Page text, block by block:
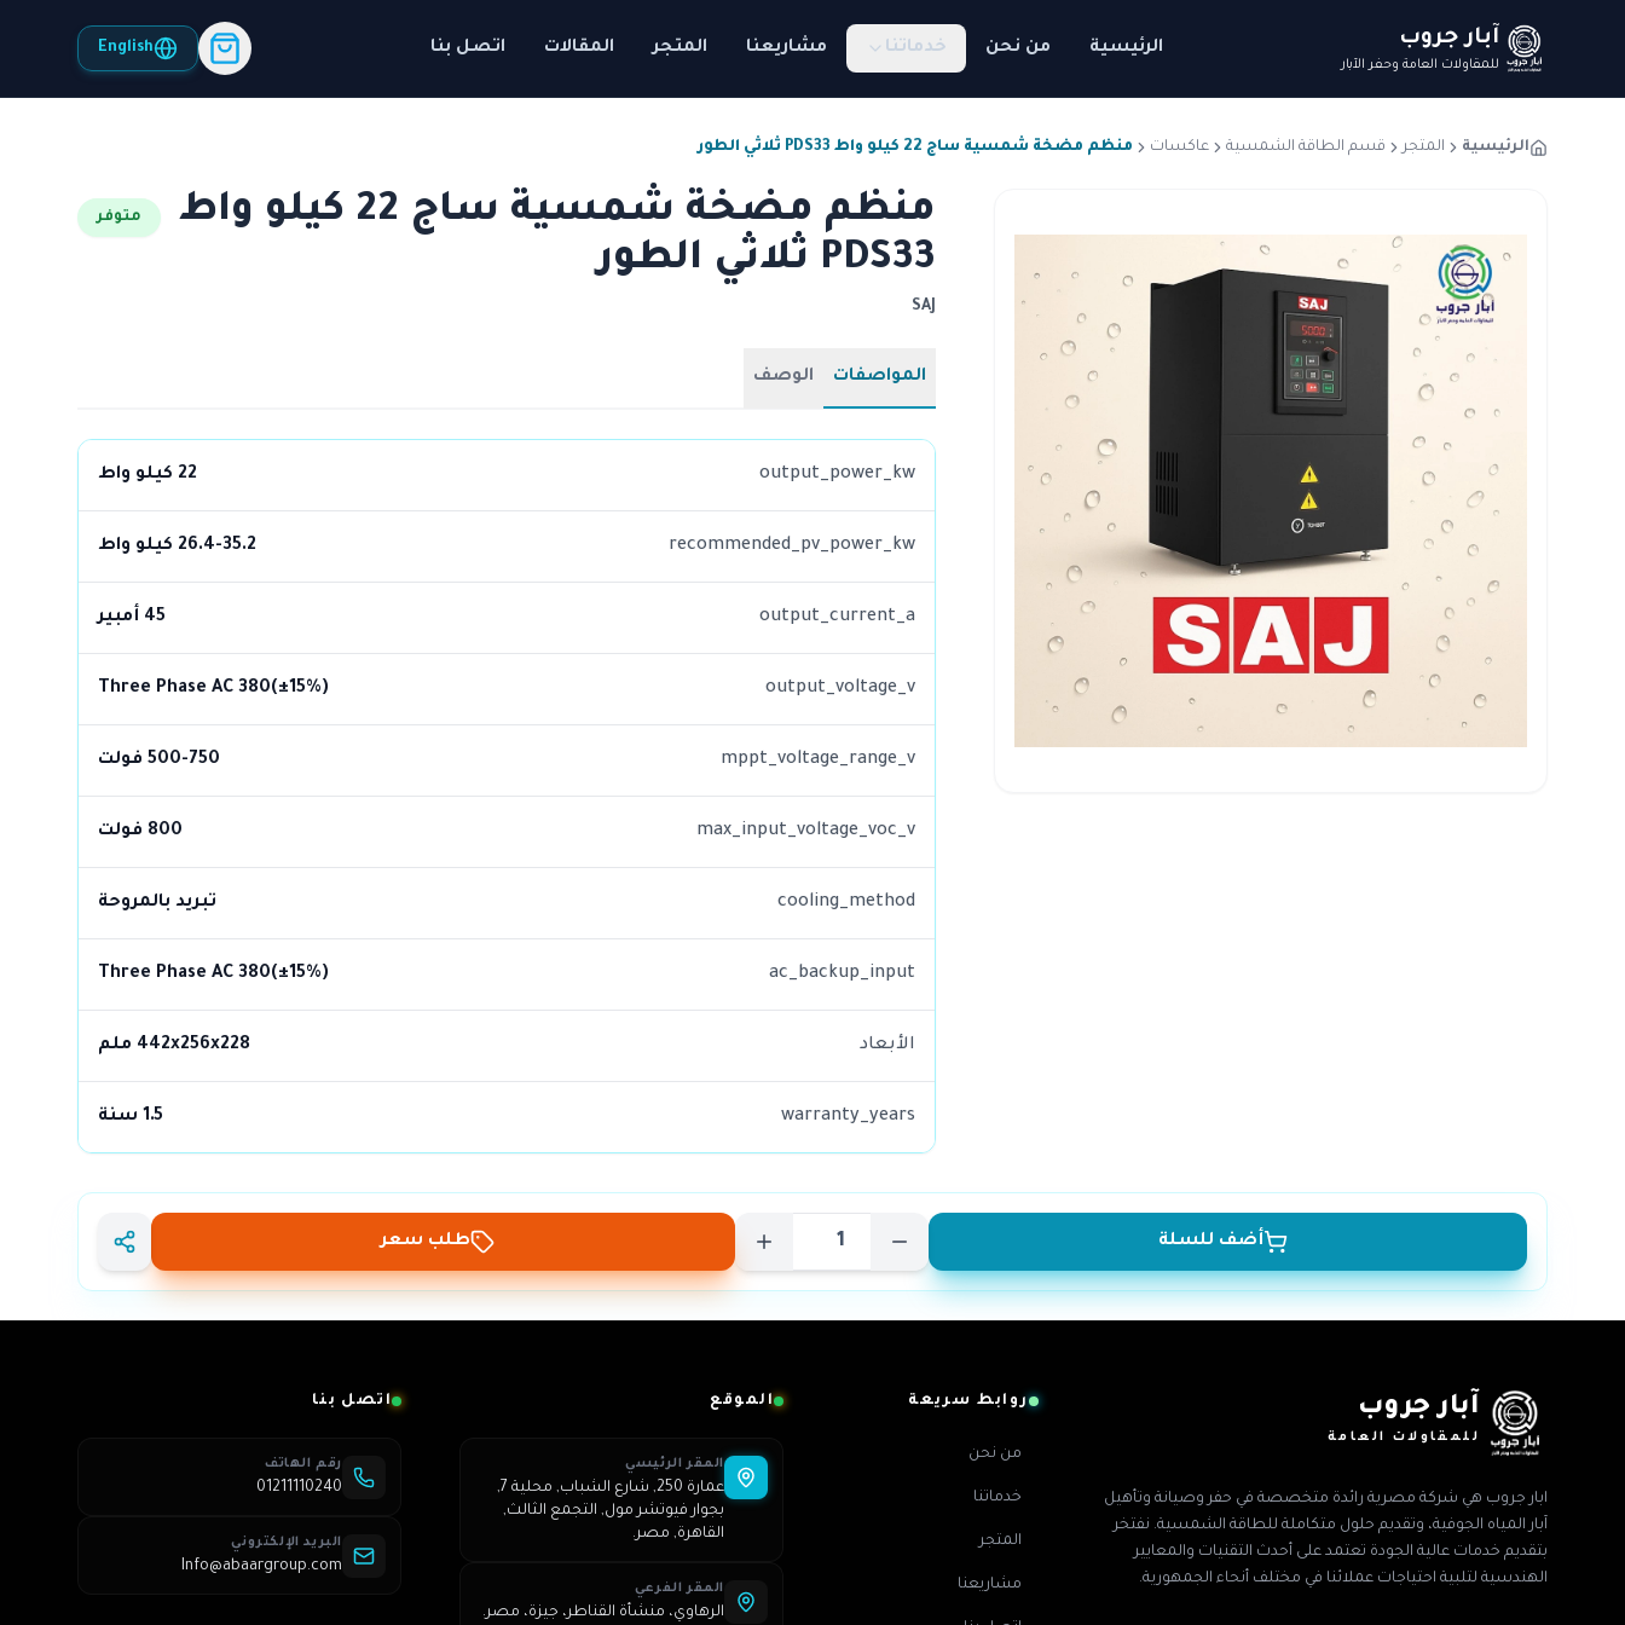
آبار جروب
للمقاولات العامة وحفر الآبار
الرئيسية من نحن خدماتنا مشاريعنا المتجر المقالات اتصل بنا English
الرئيسية المتجر قسم الطاقة الشمسية عاكسات منظم مضخة شمسية ساج 22 كيلو واط PDS33 ثلاثي الطور
منظم مضخة شمسية ساج 22 كيلو واط
PDS33 ثلاثي الطور
متوفر
SAJ
المواصفات الوصف
output_power_kw 22 كيلو واط
recommended_pv_power_kw 26.4-35.2 كيلو واط
output_current_a 45 أمبير
output_voltage_v
Three Phase AC 380(±15%)
mppt_voltage_range_v 500-750 فولت
max_input_voltage_voc_v 800 فولت
cooling_method تبريد بالمروحة
ac_backup_input
Three Phase AC 380(±15%)
الأبعاد 442x256x228 ملم
warranty_years 1.5 سنة
طلب سعر أضف للسلة
آبار جروب
للمقاولات العامة
ابار جروب هي شركة مصرية رائدة متخصصة في حفر وصيانة وتأهيل
آبار المياه الجوفية، وتقديم حلول متكاملة للطاقة الشمسية. نفتخر
بتقديم خدمات عالية الجودة تعتمد على أحدث التقنيات والمعايير
الهندسية لتلبية احتياجات عملائنا في مختلف أنحاء الجمهورية.
روابط سريعة
من نحن
خدماتنا
المتجر
مشاريعنا
الموقع
المقر الرئيسي
عمارة 250, شارع الشباب, محلية 7,
بجوار فيوتشر مول, التجمع الثالث,
القاهرة, مصر.
المقر الفرعي
الرهاوي، منشأة القناطر، جيزة، مصر.
اتصل بنا
رقم الهاتف
01211110240
البريد الإلكتروني
Info@abaargroup.com